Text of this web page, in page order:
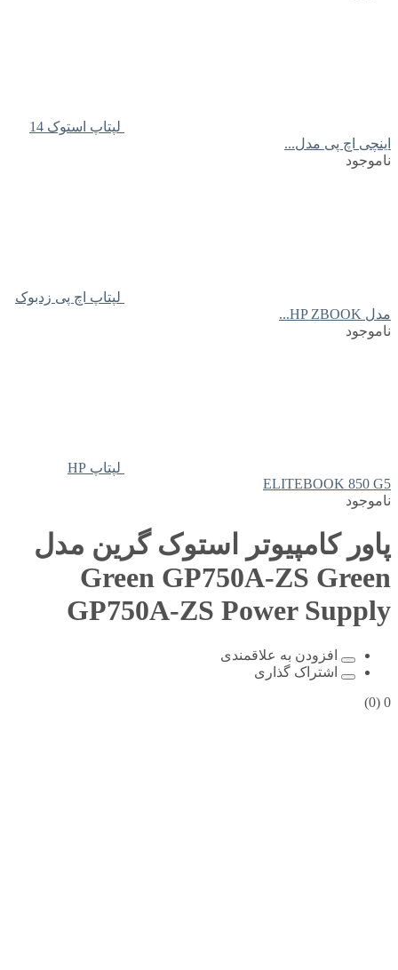
لپتاپ استوک 14
اینچی اچ پی مدل...
ناموجود
لپتاپ اچ پی زدبوک
مدل HP ZBOOK...
ناموجود
لپتاپ HP
ELITEBOOK 850 G5
ناموجود
پاور کامپیوتر استوک گرین مدل
Green GP750A-ZS Green
GP750A-ZS Power Supply
افزودن به علاقمندی
اشتراک گذاری
0
(0)